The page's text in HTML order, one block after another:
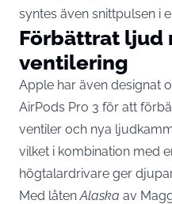
syntes även snittpulsen i
Förbättrat ljud
ventilering
Apple har även designat
AirPods Pro 3 för att
ventiler och nya
vilket i kombination med
högtalardrivare ger
Med låtenAlaska av